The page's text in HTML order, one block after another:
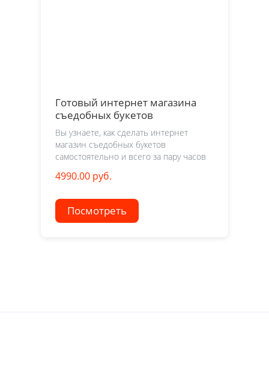
Готовый интернет магазина
съедобных букетов
Вы узнаете, как сделать интернет
магазин съедобных букетов
самостоятельно и всего за пару часов
4990.00 руб.
Посмотреть